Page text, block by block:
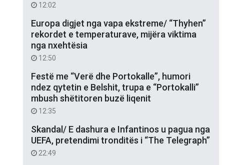
12:02
Europa digjet nga vapa ekstreme/ “Thyhen”
rekordet e temperaturave, mijëra viktima
nga nxehtësia
12:50
Festë me “Verë dhe Portokalle”, humori
ndez qytetin e Belshit, trupa e “Portokalli”
mbush shëtitoren buzë liqenit
12:35
Skandal/ E dashura e Infantinos u pagua nga
UEFA, pretendimi tronditës i “The Telegraph”
22:49